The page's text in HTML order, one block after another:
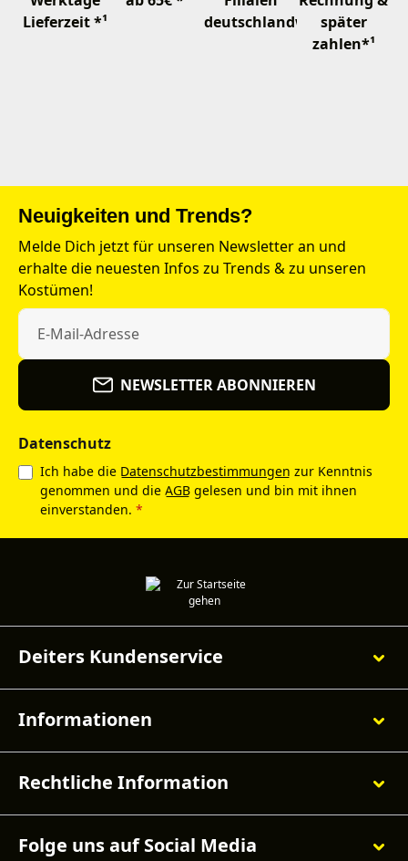
Lieferzeit *¹
deutschlandweitspäter
zahlen*¹
Neuigkeiten und Trends?
Melde Dich jetzt für unseren Newsletter an und
erhalte die neuesten Infos zu Trends & zu unseren
Kostümen!
NEWSLETTER ABONNIEREN
Datenschutz
Ich habe die Datenschutzbestimmungen zur Kenntnis
genommen und die AGB gelesen und bin mit ihnen
einverstanden. *
Deiters Kundenservice
Informationen
Rechtliche Information
Folge uns auf Social Media